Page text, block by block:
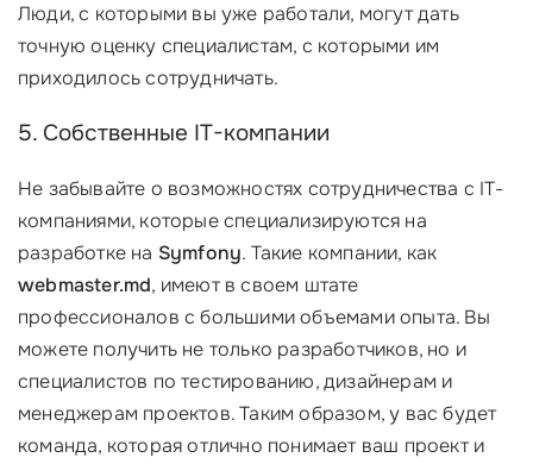
Люди, с которыми вы уже работали, могут дать
точную оценку специалистам, с которыми им
приходилось сотрудничать.
5. Собственные IT-компании
Не забывайте о возможностях сотрудничества с IT-
компаниями, которые специализируются на
разработке на Symfony. Такие компании, как
webmaster.md, имеют в своем штате
профессионалов с большими объемами опыта. Вы
можете получить не только разработчиков, но и
специалистов по тестированию, дизайнерам и
менеджерам проектов. Таким образом, у вас будет
команда, которая отлично понимает ваш проект и